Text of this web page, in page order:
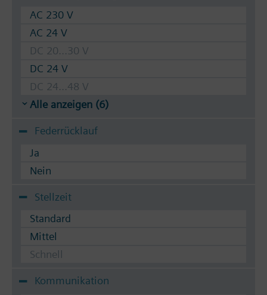
AC 230 V
AC 24 V
DC 20...30 V
DC 24 V
DC 24...48 V
Alle anzeigen (6)
Federrücklauf
Ja
Nein
Stellzeit
Standard
Mittel
Schnell
Kommunikation